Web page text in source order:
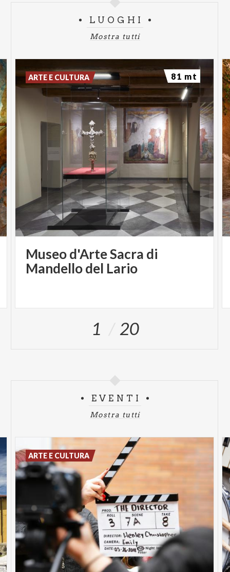
LUOGHI
Mostra tutti
Museo d'Arte Sacra di
Mandello del Lario
ARTE E CULTURA 81 mt
1 20
EVENTI
Mostra tutti
ARTE E CULTURA